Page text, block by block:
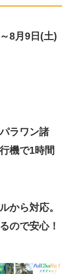
8月9日(土)
ラワン諸
機で1時間
から対応。
ので安心！